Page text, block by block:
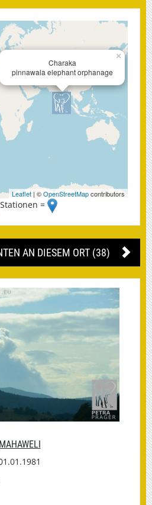
×
Charaka
pinnawala elephant orphanage
Leaflet | ©OpenStreetMapcontributors
Stationen =
AN DIESEM ORT (38)
MAHAWELI